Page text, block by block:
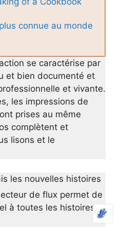
connue au monde
se caractérise par
et bien documenté et
et vivante.
les impressions de
prises au même
complètent et
lisons et le
les nouvelles histoires
de flux permet de
à toutes les histoires